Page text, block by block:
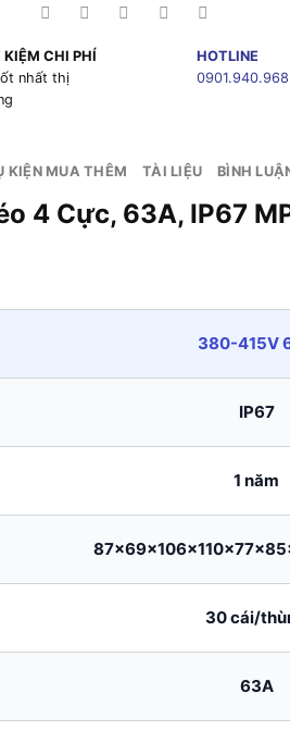
KIỆM CHI PHÍ
nhất thị
HOTLINE
0901.940.968
KIỆN MUA THÊM TÀI LIỆU BÌNH
4 Cực, 63A, IP67
380-415V
IP67
1 năm
30 cái/
63A